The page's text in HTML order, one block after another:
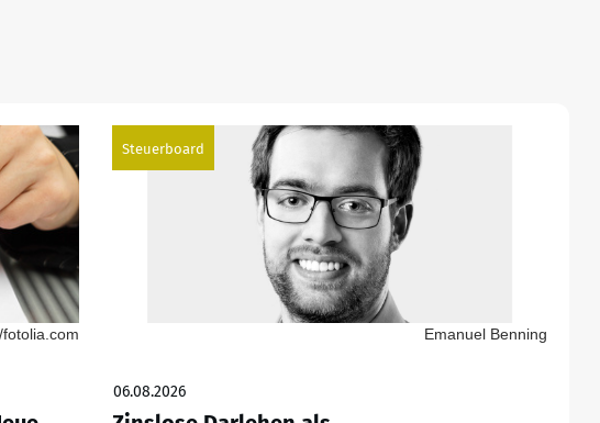
Steuerboard
Emanuel Benning
06.08.2026